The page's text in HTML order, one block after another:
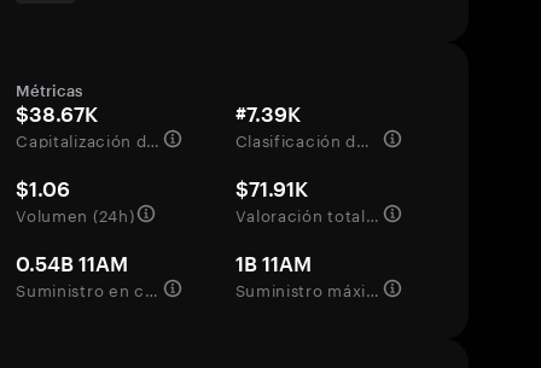
Métricas
$38.67K
Capitalización de mercado
#7.39K
Clasificación del mercado
$1.06
Volumen (24h)
$71.91K
Valoración totalmente diluida
0.54B 11AM
Suministro en circulación
1B 11AM
Suministro máximo